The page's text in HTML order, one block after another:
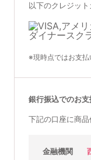
以下のクレジット
※現時点ではお支払
銀行振込でのお支
下記の口座に商品
金融機関